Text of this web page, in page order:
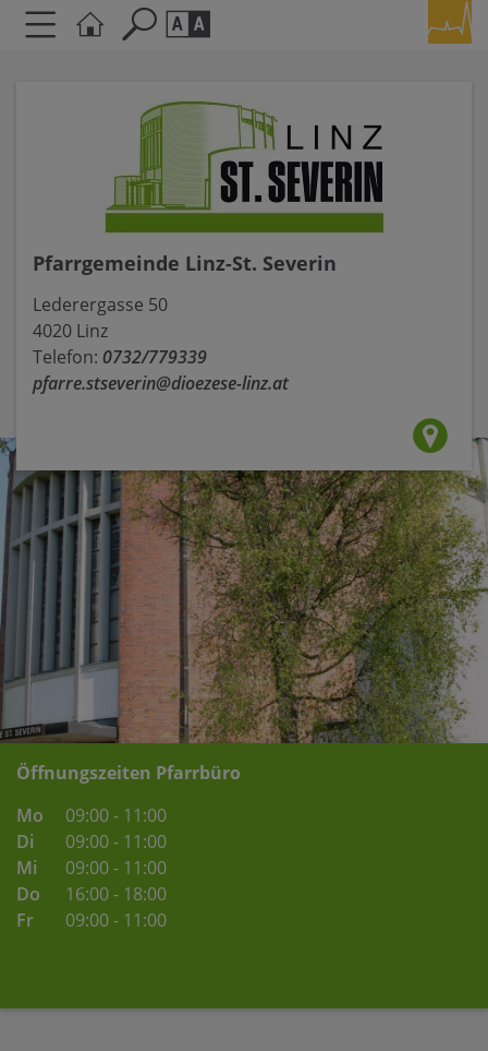
AA
Pfarrgemeinde Linz-St. Severin
Lederergasse 50
4020 Linz
Telefon: 0732/779339
pfarre.stseverin@dioezese-linz.at
Öffnungszeiten Pfarrbüro
Mo
09:00 - 11:00
Di
09:00 - 11:00
Mi
09:00 - 11:00
Do
16:00 - 18:00
Fr
09:00 - 11:00